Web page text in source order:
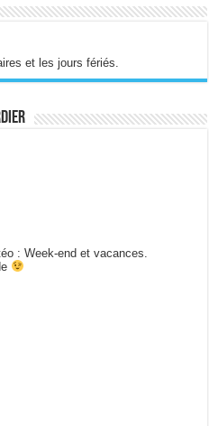
et les jours fériés.
: Week-end et vacances.